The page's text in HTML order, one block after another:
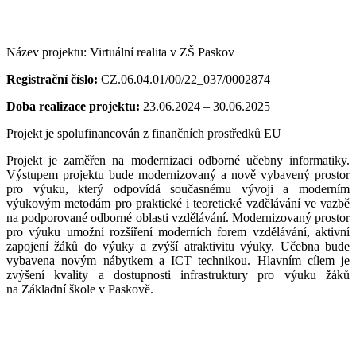
Název projektu: Virtuální realita v ZŠ Paskov
Registrační číslo: CZ.06.04.01/00/22_037/0002874
Doba realizace projektu: 23.06.2024 – 30.06.2025
Projekt je spolufinancován z finančních prostředků EU
Projekt je zaměřen na modernizaci odborné učebnyinformatiky.
Výstupem projektu bude modernizovaný a nově vybavený prostor
pro výuku, který odpovídá současnému vývoji a moderním
výukovým metodám pro praktické i teoretické vzdělávání ve vazbě
na podporované odborné oblasti vzdělávání. Modernizovaný prostor
pro výuku umožní rozšíření moderních forem vzdělávání, aktivní
zapojení žáků do výuky a zvýší atraktivitu výuky. Učebna bude
vybavena novým nábytkem a ICT technikou. Hlavním cílem je
zvýšení kvality a dostupnosti infrastruktury pro výuku žáků
na Základní škole v Paskově.